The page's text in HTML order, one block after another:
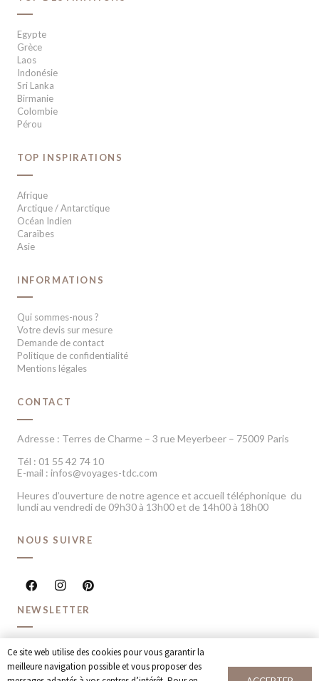
Egypte
Grèce
Laos
Indonésie
Sri Lanka
Birmanie
Colombie
Pérou
TOP INSPIRATIONS
Afrique
Arctique / Antarctique
Océan Indien
Caraïbes
Asie
INFORMATIONS
Qui sommes-nous ?
Votre devis sur mesure
Demande de contact
Politique de confidentialité
Mentions légales
CONTACT
Adresse : Terres de Charme – 3 rue Meyerbeer – 75009 Paris
Tél : 01 55 42 74 10
E-mail : infos@voyages-tdc.com
Heures d’ouverture de notre agence et accueil téléphonique du
lundi au vendredi de 09h30 à 13h00 et de 14h00 à 18h00
NOUS SUIVRE
NEWSLETTER
Recevoir chaque mois nos dernières inspirations voyage et
offres spéciales
Ce site web utilise des cookies pour vous garantir la
meilleure navigation possible et vous proposer des